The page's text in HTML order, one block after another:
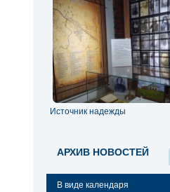
Источник надежды
АРХИВ НОВОСТЕЙ
В виде календаря